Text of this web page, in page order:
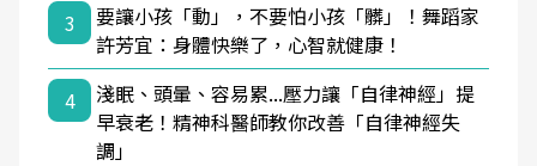
3
要讓小孩「動」，不要怕小孩「髒」！舞蹈家
許芳宜：身體快樂了，心智就健康！
4
淺眠、頭暈、容易累...壓力讓「自律神經」提
早衰老！精神科醫師教你改善「自律神經失
調」